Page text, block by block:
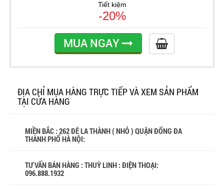
Tiết kiệm
-20%
MUA NGAY
ĐỊA CHỈ MUA HÀNG TRỰC TIẾP VÀ XEM SẢN PHẨM
TẠI CỬA HÀNG
MIỀN BẮC : 262 ĐÊ LA THÀNH ( NHỎ ) QUẬN ĐỐNG ĐA
THÀNH PHỐ HÀ NỘI:
TƯ VẤN BÁN HÀNG : THUỲ LINH : ĐIỆN THOẠI:
096.888.1932